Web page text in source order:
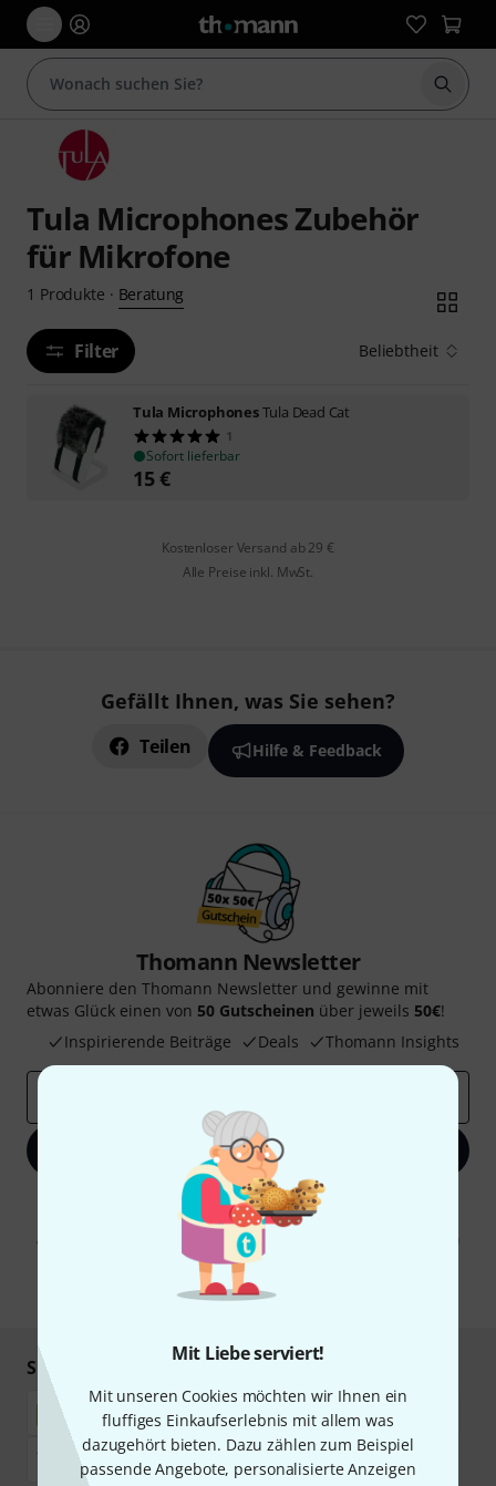
Mit Liebe serviert!
Mit unseren Cookies möchten wir Ihnen ein
fluffiges Einkaufserlebnis mit allem was
dazugehört bieten. Dazu zählen zum Beispiel
passende Angebote, personalisierte Anzeigen
Suche
Tula Microphones Zubehör
für Mikrofone
1 Produkte · Beratung
Filter Beliebtheit
Tula MicrophonesTula Dead Cat
1
Sofort lieferbar
15€
Kostenloser Versand ab 29 €
Alle Preise inkl. MwSt.
Gefällt Ihnen, was Sie sehen?
Teilen Hilfe & Feedback
Thomann Newsletter
Abonniere den Thomann Newsletter und gewinne mit
etwas Glück einen von 50 Gutscheinen über jeweils 50€!
Inspirierende Beiträge
Deals Thomann Insights
Jetzt anmelden
Mit Klick auf „Jetzt anmelden“ stimmen Sie dem Erhalt von E-Mail-
Werbung und einer Messung des E-Mail-Nutzungsverhaltens zu. Die
Abmeldung ist jederzeit möglich. Weitere Informationen finden Sie in
unseren
Datenschutzhinweisen
* Pflichtfeld
Sicher einkaufen & bezahlen